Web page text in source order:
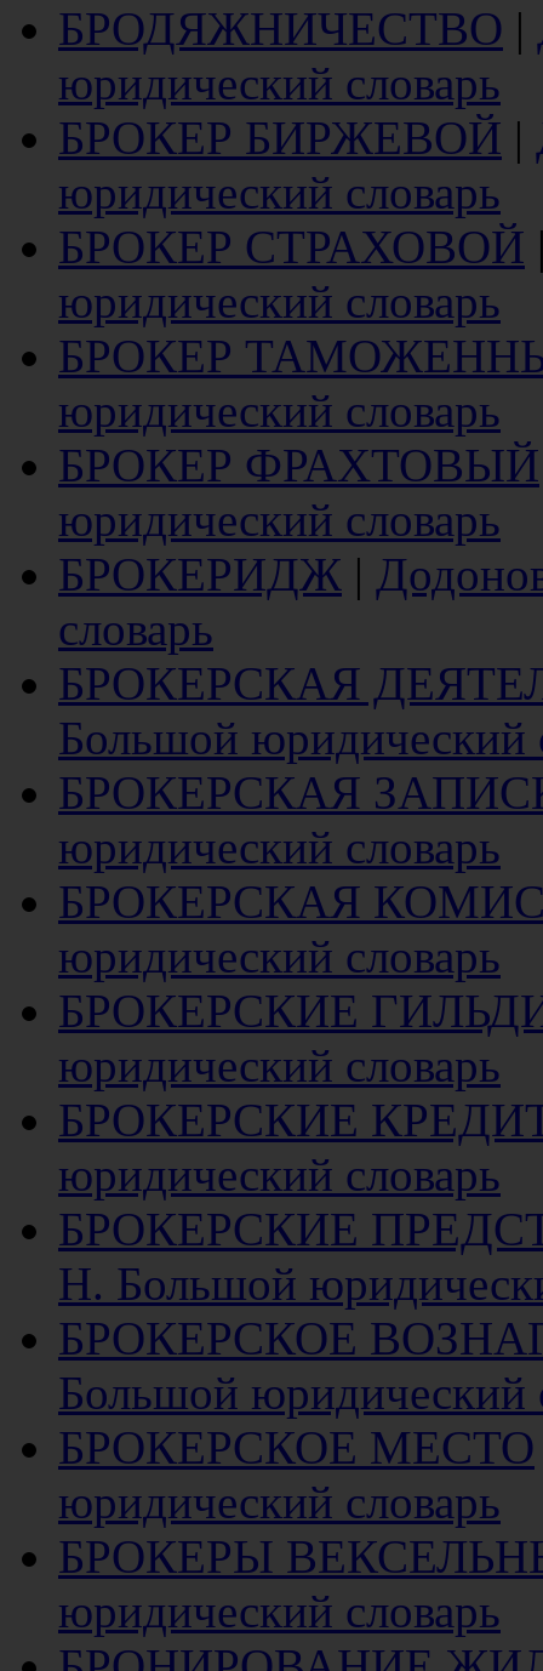
БРОДЯЖНИЧЕСТВО |
юридический словарь
БРОКЕР БИРЖЕВОЙ |
юридический словарь
БРОКЕР СТРАХОВОЙ
юридический словарь
БРОКЕР
юридический словарь
БРОКЕР ФРАХТОВЫЙ
юридический словарь
БРОКЕРИДЖ |
словарь
БРОКЕРСКАЯ
Большой юридический
БРОКЕРСКАЯ
юридический словарь
БРОКЕРСКАЯ
юридический словарь
БРОКЕРСКИЕ
юридический словарь
БРОКЕРСКИЕ
юридический словарь
БРОКЕРСКИЕ
Н. Большой
БРОКЕРСКОЕ
Большой юридический
БРОКЕРСКОЕ МЕСТО
юридический словарь
БРОКЕРЫ
юридический словарь